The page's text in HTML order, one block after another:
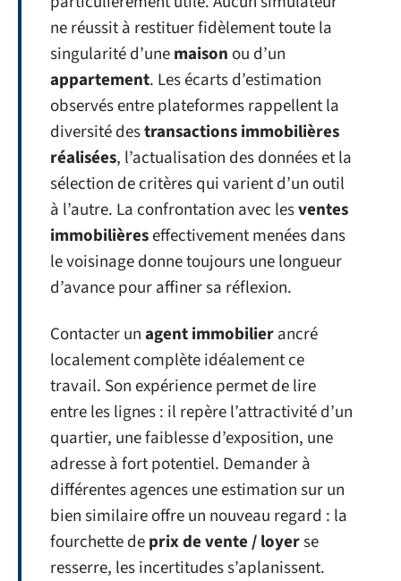
ne réussit à restituer fidèlement toute la
singularité d’unemaison ou d’un
appartement. Les écarts d’estimation
observés entre plateformes rappellent la
diversité destransactions immobilières
réalisées, l’actualisation des données et la
sélection de critères qui varient d’un outil
à l’autre. La confrontation avec lesventes
immobilièreseffectivement menées dans
le voisinage donne toujours une longueur
d’avance pour affiner sa réflexion.
Contacter unagent immobilierancré
localement complète idéalement ce
travail. Son expérience permet de lire
entre les lignes : il repère l’attractivité d’un
quartier, une faiblesse d’exposition, une
adresse à fort potentiel. Demander à
différentes agences une estimation sur un
bien similaire offre un nouveau regard : la
fourchette deprix de vente / loyerse
resserre, les incertitudes s’aplanissent.